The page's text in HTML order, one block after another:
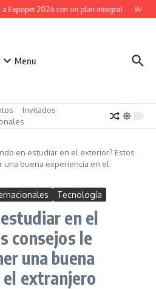
Expopet 2026 con un plan integral W
Menu
Invitados
en estudiar en el exterior? Estos
una buena experiencia en el
Tecnología
en el
consejos le
una buena
el extranjero